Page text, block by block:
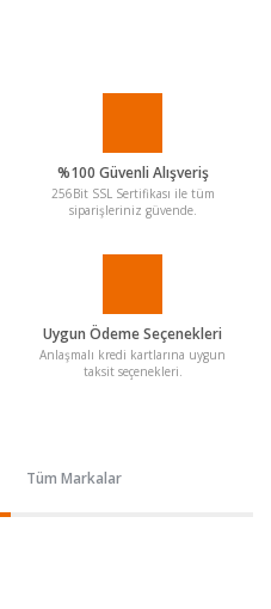
%100 Güvenli Alışveriş
256Bit SSL Sertifikası ile tüm
siparişleriniz güvende.
Uygun Ödeme Seçenekleri
Anlaşmalı kredi kartlarına uygun
taksit seçenekleri.
Tüm Markalar